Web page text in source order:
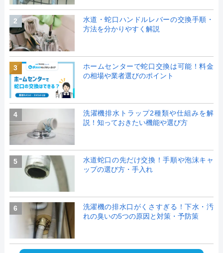
2
水道・蛇口ハンドルレバーの交換手順・
方法を分かりやすく解説
3
ホームセンターで蛇口交換は可能！料金
の相場や業者選びのポイント
4
洗濯機排水トラップ2種類や仕組みを解
説！知っておきたい機能や選び方
5
水道蛇口の先だけ交換！手順や泡沫キャ
ップの選び方・手入れ
6
洗濯機の排水口がくさすぎる！下水・汚
れの臭いの5つの原因と対策・予防策